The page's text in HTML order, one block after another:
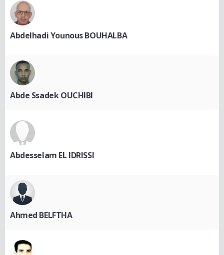
Abdelhadi Younous BOUHALBA
Abde Ssadek OUCHIBI
Abdesselam EL IDRISSI
Ahmed BELFTHA